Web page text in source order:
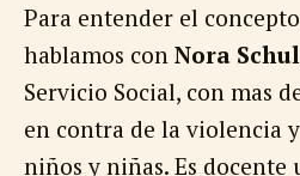
Para entender el
hablamos con Nora
Servicio Social, con mas
en contra de la violencia
niños y niñas. Es